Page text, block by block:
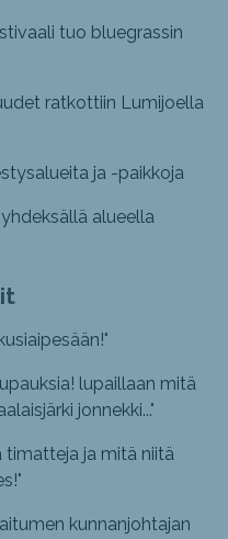
tuo bluegrassin
ratkottiin Lumijoella
ja -paikkoja
alueella
"
lupaillaan mitä
jonnekki..."
timatteja ja mitä niitä
"
kunnanjohtajan